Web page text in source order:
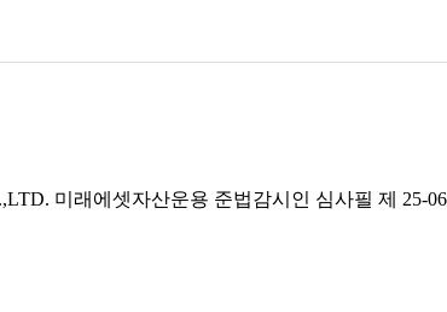
미래에셋자산운용 준법감시인 심사필 제 25-